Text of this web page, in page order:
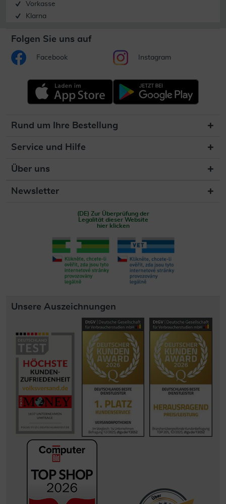
Vorkasse
Klarna
Folgen Sie uns auf
Facebook Instagram
Rund um Ihre Bestellung
Service und Hilfe
Über uns
Newsletter
(DE) Zur Überprüfung der
Legalität dieser Website
hier klicken
Unsere Auszeichnungen